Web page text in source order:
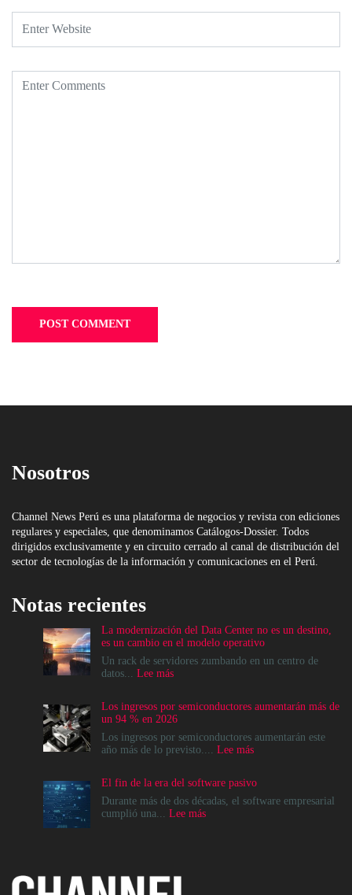
Nosotros
Channel News Perú es una plataforma de negocios y revista con ediciones
regulares y especiales, que denominamos Catálogos-Dossier. Todos
dirigidos exclusivamente y en circuito cerrado al canal de distribución del
sector de tecnologías de la información y comunicaciones en el Perú.
Notas recientes
La modernización del Data Center no es un destino,
es un cambio en el modelo operativo
Un rack de servidores zumbando en un centro de
datos... Lee más:
del
Data
Center
no
destino,
es
un
operativo
Los ingresos por semiconductores aumentarán más de
un 94 % en 2026
Los ingresos por semiconductores aumentarán este
año más de lo previsto.... Lee más:
por
semiconductores
El fin de la era del software pasivo
Durante más de dos décadas, el software empresarial
cumplió una... Lee más: